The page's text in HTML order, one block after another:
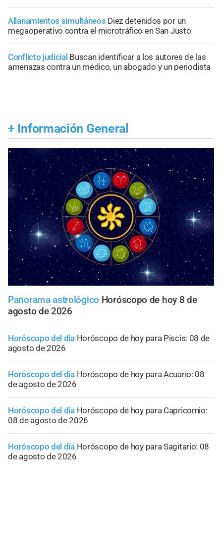
Allanamientos simultáneos Diez detenidos por un
megaoperativo contra el microtráfico en San Justo
Conflicto judicial Buscan identificar a los autores de las
amenazas contra un médico, un abogado y un periodista
+ Información General
Panorama astrológico Horóscopo de hoy 8 de
agosto de 2026
Horóscopo del día Horóscopo de hoy para Piscis: 08 de
agosto de 2026
Horóscopo del día Horóscopo de hoy para Acuario: 08
de agosto de 2026
Horóscopo del día Horóscopo de hoy para Capricornio:
08 de agosto de 2026
Horóscopo del día Horóscopo de hoy para Sagitario: 08
de agosto de 2026